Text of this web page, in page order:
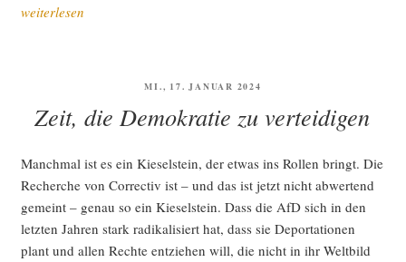
„Unsor­
nach
Wahl 2025“
weiterlesen
VERÖFFENTLICHT
MI., 17. JANUAR 2024
Zeit, die Demokratie zu verteidigen
Manch­mal ist es ein Kie­sel­stein, der etwas ins Rol­len bringt. Die
Recher­che von Cor­rec­tiv ist – und das ist jetzt nicht abwer­tend
gemeint – genau so ein Kie­sel­stein. Dass die AfD sich in den
letz­ten Jah­ren stark radi­ka­li­siert hat, dass sie Depor­ta­tio­nen
plant und allen Rech­te ent­zie­hen will, die nicht in ihr Welt­bild